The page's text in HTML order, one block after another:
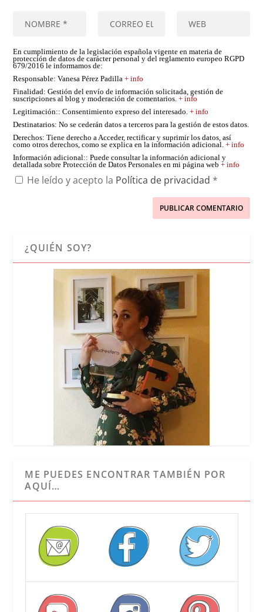
En cumplimiento de la legislación española vigente en materia de
protección de datos de carácter personal y del reglamento europeo RGPD
679/2016 le informamos de:
Responsable: Vanesa Pérez Padilla+ info
Finalidad: Gestión del envío de información solicitada, gestión de
suscripciones al blog y moderación de comentarios.+ info
Legitimación:: Consentimiento expreso del interesado.+ info
Destinatarios: No se cederán datos a terceros para la gestión de estos datos.
Derechos: Tiene derecho a Acceder, rectificar y suprimir los datos, así
como otros derechos, como se explica en la información adicional.+ info
Información adicional:: Puede consultar la información adicional y
detallada sobre Protección de Datos Personales en mi página web+ info
He leído y acepto la Política de privacidad *
¿QUIÉN SOY?
ME PUEDES ENCONTRAR TAMBIÉN POR
AQUÍ…